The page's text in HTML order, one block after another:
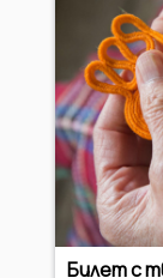
Билет с